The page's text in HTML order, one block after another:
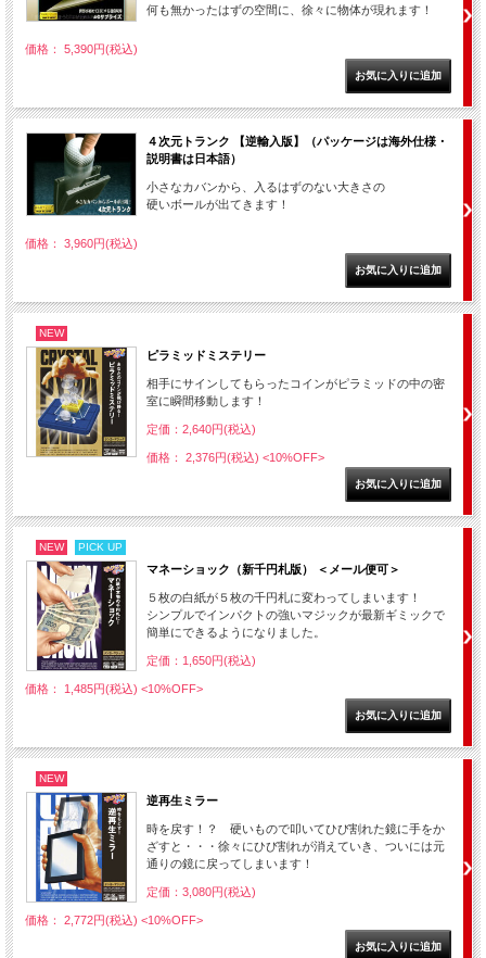
何も無かったはずの空間に、徐々に物体が現れます！
価格： 5,390円(税込)
４次元トランク 【逆輸入版】（パッケージは海外仕様・
説明書は日本語）
小さなカバンから、入るはずのない大きさの
硬いボールが出てきます！
価格： 3,960円(税込)
NEW
ピラミッドミステリー
相手にサインしてもらったコインがピラミッドの中の密
室に瞬間移動します！
定価：2,640円(税込)
価格： 2,376円(税込) <10%OFF>
NEW PICK UP
マネーショック（新千円札版） ＜メール便可＞
５枚の白紙が５枚の千円札に変わってしまいます！
シンプルでインパクトの強いマジックが最新ギミックで
簡単にできるようになりました。
定価：1,650円(税込)
価格： 1,485円(税込) <10%OFF>
NEW
逆再生ミラー
時を戻す！？ 硬いもので叩いてひび割れた鏡に手をか
ざすと・・・徐々にひび割れが消えていき、ついには元
通りの鏡に戻ってしまいます！
定価：3,080円(税込)
価格： 2,772円(税込) <10%OFF>